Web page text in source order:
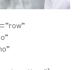
力、伝えたい」
～６日 London /
NYC」に出展しま
報告会 」を開催し
２日
DIALOUGE に出展
１日 ホテルカン
ランショーに出展し
「Land of KOUGEI
はん！］ に出展し
１５日 utaco-drip
〜１０日 ギャラ
に約３０本の記事
に月１本の記事